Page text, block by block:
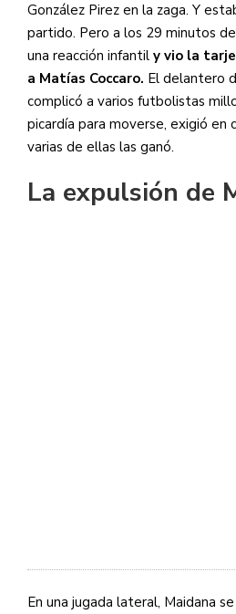
González Pirez en la zaga. Y
partido. Pero a los 29 minutos
una reacción infantil y vio la
a Matías Coccaro. El delantero
complicó a varios futbolistas
picardía para moverse, exigió en
varias de ellas las ganó.
La expulsión de
En una jugada lateral, Maidana